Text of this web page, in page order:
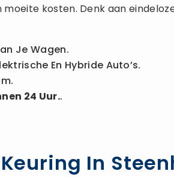
kosten. Denk aan
Je Wagen.
En Hybride Auto’s.
24 Uur..
In